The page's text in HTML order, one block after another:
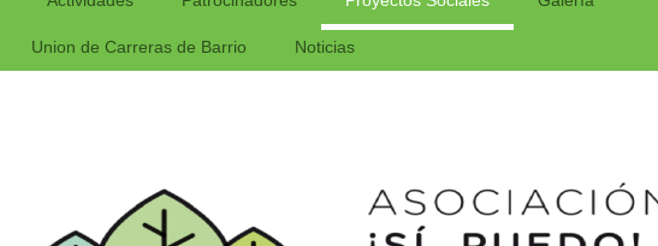
Union de Carreras de Barrio Noticias
Club Deportivo El Árbol